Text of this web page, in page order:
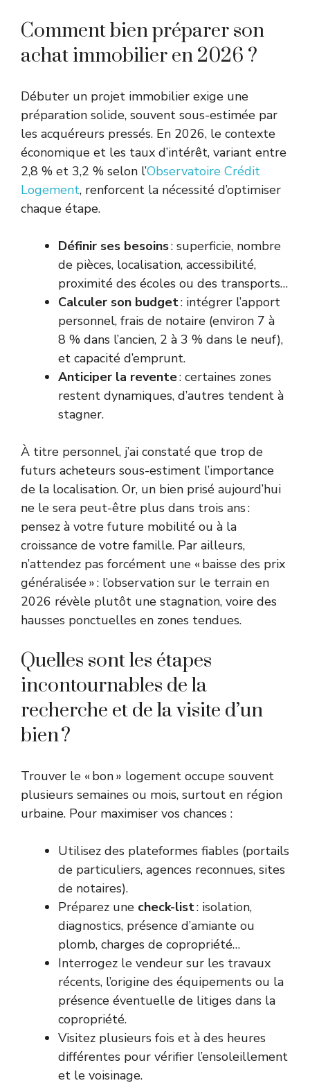
Comment bien préparer son
achat immobilier en 2026 ?
Débuter un projet immobilier exige une
préparation solide, souvent sous-estimée par
les acquéreurs pressés. En 2026, le contexte
économique et les taux d’intérêt, variant entre
2,8 % et 3,2 % selon l’Observatoire Crédit
Logement, renforcent la nécessité d’optimiser
chaque étape.
Définir ses besoins: superficie, nombre
de pièces, localisation, accessibilité,
proximité des écoles ou des transports…
Calculer son budget: intégrer l’apport
personnel, frais de notaire (environ 7 à
8 % dans l’ancien, 2 à 3 % dans le neuf),
et capacité d’emprunt.
Anticiper la revente: certaines zones
restent dynamiques, d’autres tendent à
stagner.
À titre personnel, j’ai constaté que trop de
futurs acheteurs sous-estiment l’importance
de la localisation. Or, un bien prisé aujourd’hui
ne le sera peut-être plus dans trois ans :
pensez à votre future mobilité ou à la
croissance de votre famille. Par ailleurs,
n’attendez pas forcément une « baisse des prix
généralisée » : l’observation sur le terrain en
2026 révèle plutôt une stagnation, voire des
hausses ponctuelles en zones tendues.
Quelles sont les étapes
incontournables de la
recherche et de la visite d’un
bien ?
Trouver le « bon » logement occupe souvent
plusieurs semaines ou mois, surtout en région
urbaine. Pour maximiser vos chances :
Utilisez des plateformes fiables (portails
de particuliers, agences reconnues, sites
de notaires).
Préparez une check-list: isolation,
diagnostics, présence d’amiante ou
plomb, charges de copropriété…
Interrogez le vendeur sur les travaux
récents, l’origine des équipements ou la
présence éventuelle de litiges dans la
copropriété.
Visitez plusieurs fois et à des heures
différentes pour vérifier l’ensoleillement
et le voisinage.